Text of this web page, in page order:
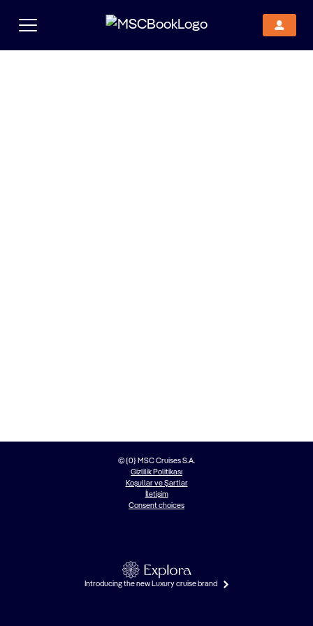
© {0} MSC Cruises S.A.
Gizlilik Politikası
Koşullar ve Şartlar
İletişim
Consent choices
Introducing the new Luxury cruise brand